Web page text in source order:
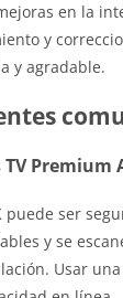
en la
y
y agradable.
Premium
puede ser
y se
Usar